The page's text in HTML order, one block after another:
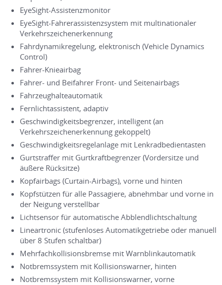
EyeSight-Assistenzmonitor
EyeSight-Fahrerassistenzsystem mit multinationaler
Verkehrszeichenerkennung
Fahrdynamikregelung, elektronisch (Vehicle Dynamics
Control)
Fahrer-Knieairbag
Fahrer- und Beifahrer Front- und Seitenairbags
Fahrzeughalteautomatik
Fernlichtassistent, adaptiv
Geschwindigkeitsbegrenzer, intelligent (an
Verkehrszeichenerkennung gekoppelt)
Geschwindigkeitsregelanlage mit Lenkradbedientasten
Gurtstraffer mit Gurtkraftbegrenzer (Vordersitze und
äußere Rücksitze)
Kopfairbags (Curtain-Airbags), vorne und hinten
Kopfstützen für alle Passagiere, abnehmbar und vorne in
der Neigung verstellbar
Lichtsensor für automatische Abblendlichtschaltung
Lineartronic (stufenloses Automatikgetriebe oder manuell
über 8 Stufen schaltbar)
Mehrfachkollisionsbremse mit Warnblinkautomatik
Notbremssystem mit Kollisionswarner, hinten
Notbremssystem mit Kollisionswarner, vorne